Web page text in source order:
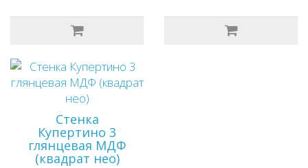
Стенка
Купертино 3
глянцевая МДФ
(квадрат нео)